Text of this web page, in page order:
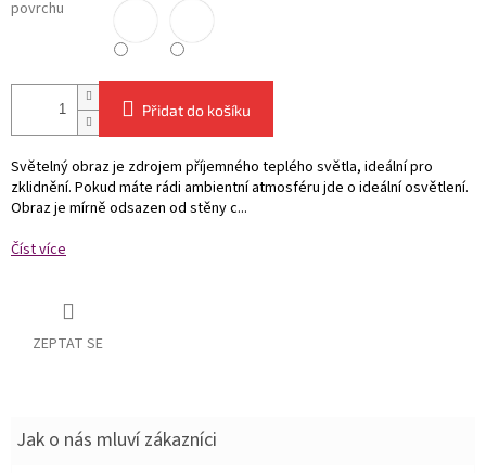
povrchu
Přidat do košíku
Světelný obraz je zdrojem příjemného teplého světla, ideální pro
zklidnění. Pokud máte rádi ambientní atmosféru jde o ideální osvětlení.
Obraz je mírně odsazen od stěny c...
Číst více
ZEPTAT SE
Jak o nás mluví zákazníci